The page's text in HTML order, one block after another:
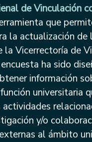
de Vinculación
que
la actualización
la Vicerrectoría de
ha sido
información
universitaria
y/o
al ámbito